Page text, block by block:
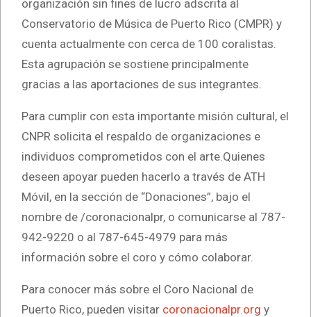
organización sin fines de lucro adscrita al
Conservatorio de Música de Puerto Rico (CMPR) y
cuenta actualmente con cerca de 100 coralistas.
Esta agrupación se sostiene principalmente
gracias a las aportaciones de sus integrantes.
Para cumplir con esta importante misión cultural, el
CNPR solicita el respaldo de organizaciones e
individuos comprometidos con el arte.Quienes
deseen apoyar pueden hacerlo a través de ATH
Móvil, en la sección de “Donaciones”, bajo el
nombre de /coronacionalpr, o comunicarse al 787-
942-9220 o al 787-645-4979 para más
información sobre el coro y cómo colaborar.
Para conocer más sobre el Coro Nacional de
Puerto Rico, pueden visitar coronacionalpr.org y